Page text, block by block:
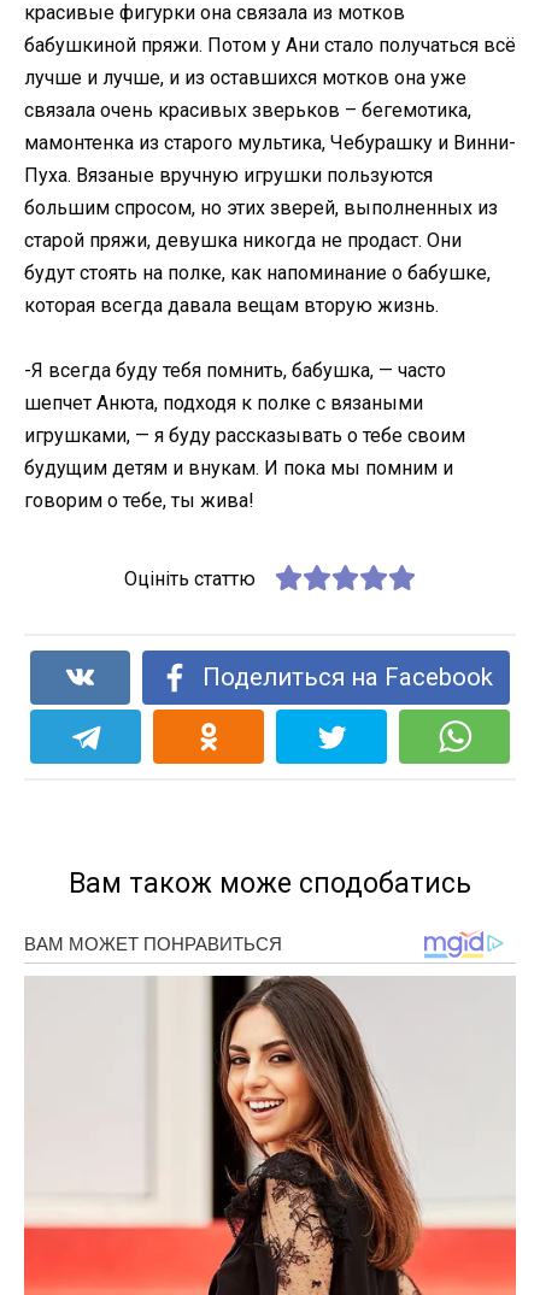
красивые фигурки она связала из мотков
бабушкиной пряжи. Потом у Ани стало получаться всё
лучше и лучше, и из оставшихся мотков она уже
связала очень красивых зверьков – бегемотика,
мамонтенка из старого мультика, Чебурашку и Винни-
Пуха. Вязаные вручную игрушки пользуются
большим спросом, но этих зверей, выполненных из
старой пряжи, девушка никогда не продаст. Они
будут стоять на полке, как напоминание о бабушке,
которая всегда давала вещам вторую жизнь.
-Я всегда буду тебя помнить, бабушка, — часто
шепчет Анюта, подходя к полке с вязаными
игрушками, — я буду рассказывать о тебе своим
будущим детям и внукам. И пока мы помним и
говорим о тебе, ты жива!
Оцініть статтю
Поделиться на Facebook
Вам також може сподобатись